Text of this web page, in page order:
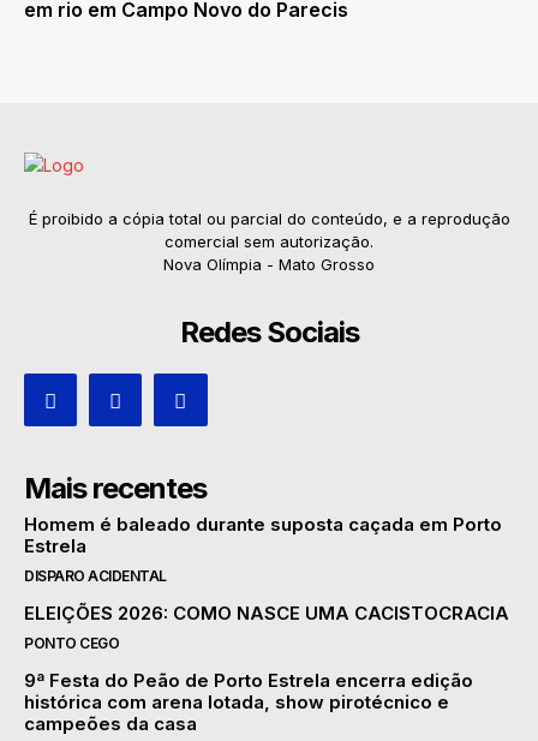
em rio em Campo Novo do Parecis
É proibido a cópia total ou parcial do conteúdo, e a reprodução
comercial sem autorização.
Nova Olímpia - Mato Grosso
Redes Sociais
Mais recentes
Homem é baleado durante suposta caçada em Porto
Estrela
DISPARO ACIDENTAL
ELEIÇÕES 2026: COMO NASCE UMA CACISTOCRACIA
PONTO CEGO
9ª Festa do Peão de Porto Estrela encerra edição
histórica com arena lotada, show pirotécnico e
campeões da casa